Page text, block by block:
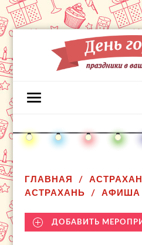
ГЛАВНАЯ
АСТРАХАНЬ
АФИША
ДОБАВИТЬ